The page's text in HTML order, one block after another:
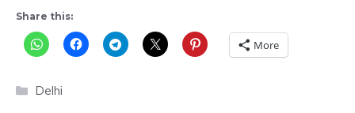
Share this:
More
Categories
Delhi